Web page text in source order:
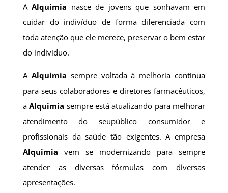
AAlquimia nasce de jovens que sonhavam em
cuidar do indivíduo de forma diferenciada com
toda atenção que ele merece, preservar o bem estar
do indivíduo.
A Alquimia sempre voltada á melhoria continua
para seus colaboradores e diretores farmacêuticos,
aAlquimia sempre está atualizando para melhorar
atendimento do seupúblico consumidor e
profissionais da saúde tão exigentes. A empresa
Alquimia vem se modernizando para sempre
atender as diversas fórmulas com diversas
apresentações.